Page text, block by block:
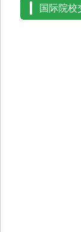
国际院校